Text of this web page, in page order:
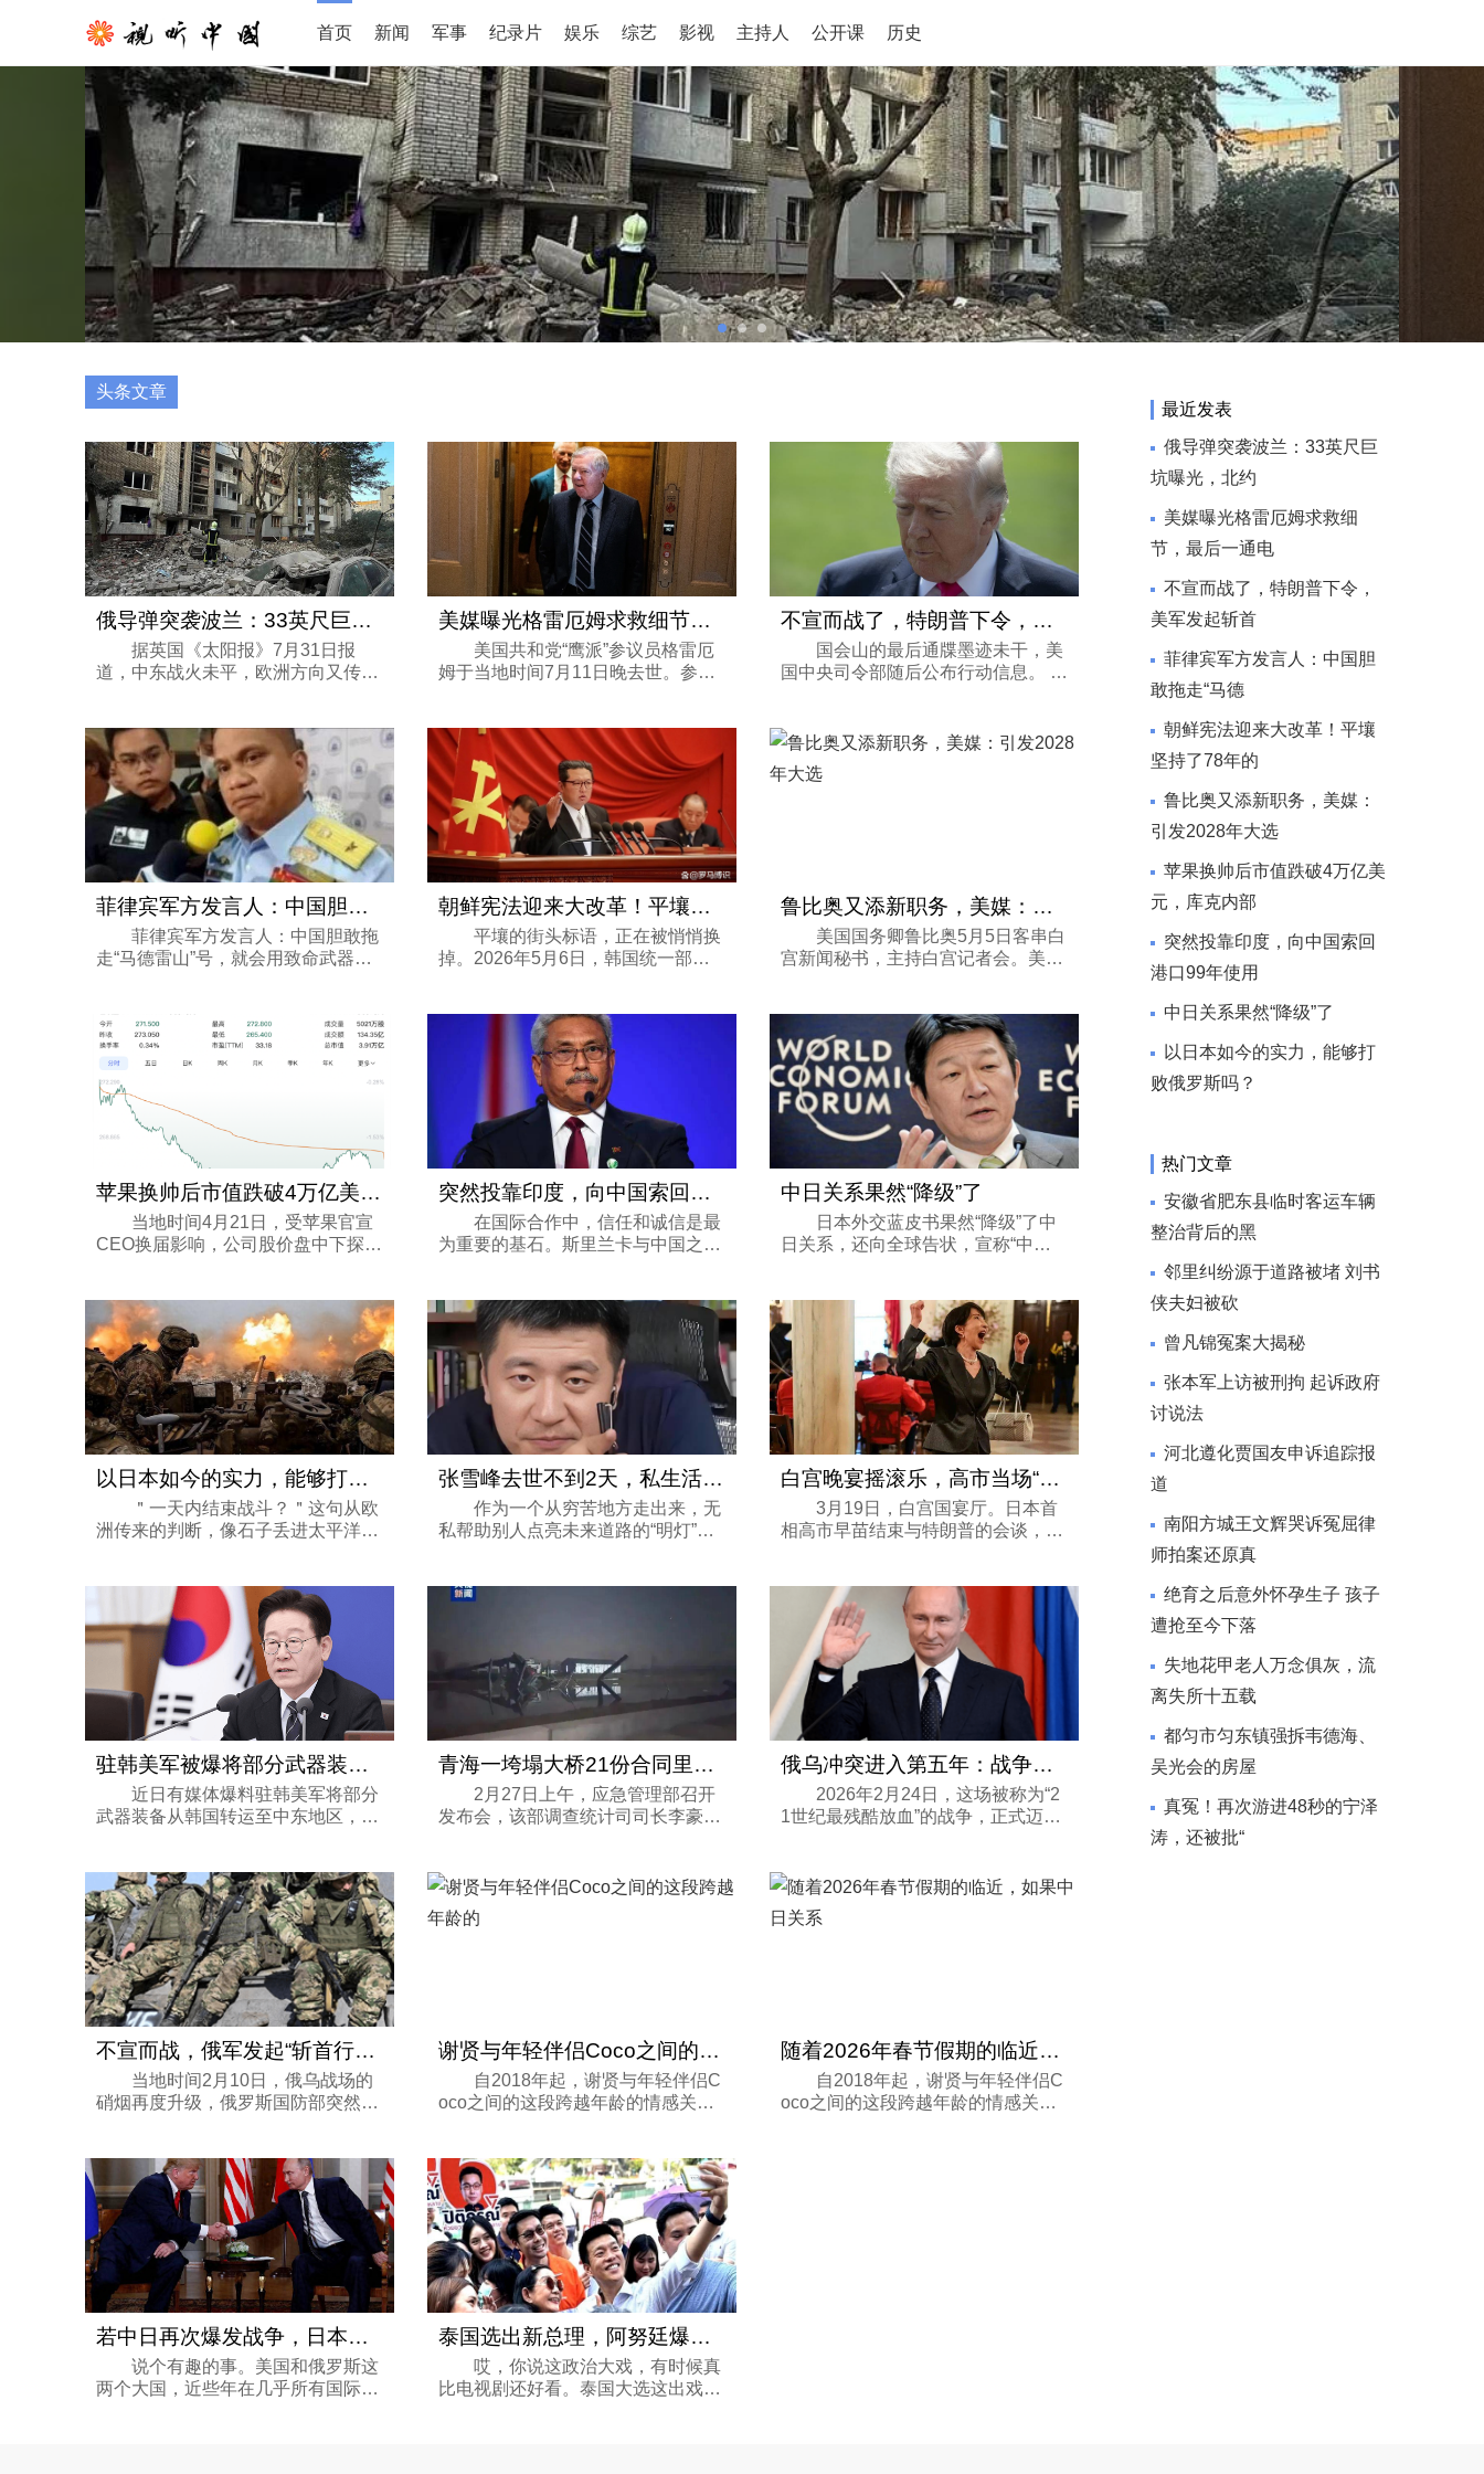
首页 新闻 军事 纪录片 娱乐 综艺 影视 主持人 公开课 历史
头条文章
俄导弹突袭波兰：33英尺巨坑曝光，北约
据英国《太阳报》7月31日报
道，中东战火未平，欧洲方向又传来
然偏离航向，直接坠入北约成员国波
兰境内并发生...
美媒曝光格雷厄姆求救细节，最后一通电
美国共和党“鹰派”参议员格雷厄
姆于当地时间7月11日晚去世。参议
斯新闻网7月14日报道，图伯维尔透
露，格雷...
不宣而战了，特朗普下令，美军发起斩首
国会山的最后通牒墨迹未干，美
国中央司令部随后公布行动信息。 2
6月19日，美军在叙利亚西北部一次
精准空袭中击毙...
菲律宾军方发言人：中国胆敢拖走“马德
菲律宾军方发言人：中国胆敢拖
走“马德雷山”号，就会用致命武器攻
肌肉”，想搞“台独”。两条线搅在一
起...
朝鲜宪法迎来大改革！平壤坚持了78年的
平壤的街头标语，正在被悄悄换
掉。2026年5月6日，韩国统一部召
朝鲜近期已修改宪法，正式删除＂和
平统一＂和...
鲁比奥又添新职务，美媒：引发2028年大选
美国国务卿鲁比奥5月5日客串白
宫新闻秘书，主持白宫记者会。美媒
有各种猜测，认为鲁比奥地位不断上
升，有望...
苹果换帅后市值跌破4万亿美元，库克内部
当地时间4月21日，受苹果官宣
CEO换届影响，公司股价盘中下探超
跌破4万亿美元，库克内部讲话披露
卸任原因 但资本...
突然投靠印度，向中国索回港口99年使用
在国际合作中，信任和诚信是最
为重要的基石。斯里兰卡与中国之间
困境的岛国，突然转向印度，并要求
解除与...
中日关系果然“降级”了
日本外交蓝皮书果然“降级”了中
日关系，还向全球告状，宣称“中国
号？ 4月10日，日本外务大臣茂木敏
充在内...
以日本如今的实力，能够打败俄罗斯吗？
＂一天内结束战斗？＂这句从欧
洲传来的判断，像石子丢进太平洋，
加半岛之间的岛屿——北方四岛。苏
军1945年...
张雪峰去世不到2天，私生活越扒越有，
作为一个从穷苦地方走出来，无
私帮助别人点亮未来道路的“明灯”，
人都认识不到的“真相”，收获了非...
白宫晚宴摇滚乐，高市当场“发疯”？日
3月19日，白宫国宴厅。日本首
相高市早苗结束与特朗普的会谈，步
随着节奏扭动，脸上绽放出近乎狂喜
的笑容。...
驻韩美军被爆将部分武器装备外调至中东
近日有媒体爆料驻韩美军将部分
武器装备从韩国转运至中东地区，引
青瓦台主持召开国务会议时，并未明
确证实驻...
青海一垮塌大桥21份合同里竟有18份违法分
2月27日上午，应急管理部召开
发布会，该部调查统计司司长李豪文
其中涉及的两起桥梁垮塌事故，让违
俄乌冲突进入第五年：战争天平真的向乌
2026年2月24日，这场被称为“2
1世纪最残酷放血”的战争，正式迈入
乌克兰干了一件让全欧洲目瞪口呆的
大事：他...
不宣而战，俄军发起“斩首行动”，马克
当地时间2月10日，俄乌战场的
硝烟再度升级，俄罗斯国防部突然通
准“斩首行动”。这款俄军主力战术导
弹可不是...
谢贤与年轻伴侣Coco之间的这段跨越年龄的
自2018年起，谢贤与年轻伴侣C
oco之间的这段跨越年龄的情感关系
养休憩；而Coco亦悄然淡出大众视
线，过起了极为...
随着2026年春节假期的临近，如果中日关系
自2018年起，谢贤与年轻伴侣C
oco之间的这段跨越年龄的情感关系
若中日再次爆发战争，日本结局会如何？
说个有趣的事。美国和俄罗斯这
两个大国，近些年在几乎所有国际问
泰国选出新总理，阿努廷爆冷胜出，关键
哎，你说这政治大戏，有时候真
比电视剧还好看。泰国大选这出戏，
最近发表
俄导弹突袭波兰：33英尺巨
坑曝光，北约
美媒曝光格雷厄姆求救细
节，最后一通电
不宣而战了，特朗普下令，
美军发起斩首
菲律宾军方发言人：中国胆
敢拖走“马德
朝鲜宪法迎来大改革！平壤
坚持了78年的
鲁比奥又添新职务，美媒：
引发2028年大选
苹果换帅后市值跌破4万亿美
元，库克内部
突然投靠印度，向中国索回
港口99年使用
中日关系果然“降级”了
以日本如今的实力，能够打
败俄罗斯吗？
热门文章
安徽省肥东县临时客运车辆
整治背后的黑
邻里纠纷源于道路被堵 刘书
侠夫妇被砍
曾凡锦冤案大揭秘
张本军上访被刑拘 起诉政府
讨说法
河北遵化贾国友申诉追踪报
道
南阳方城王文辉哭诉冤屈律
师拍案还原真
绝育之后意外怀孕生子 孩子
遭抢至今下落
失地花甲老人万念俱灰，流
离失所十五载
都匀市匀东镇强拆韦德海、
吴光会的房屋
真冤！再次游进48秒的宁泽
涛，还被批“